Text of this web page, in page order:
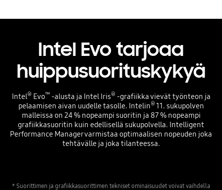
Intel Evo tarjoaa
huippusuorituskykyä
Intel® Evo™ -alusta ja Intel Iris® -grafiikka vievät työnteon ja
pelaamisen aivan uudelle tasolle. Intelin® 11. sukupolven
malleissa on 24 % nopeampi suoritin ja 87 % nopeampi
grafiikkasuoritin kuin edellisellä sukupolvella. Intelligent
Performance Manager varmistaa optimaalisen nopeuden joka
tehtävälle ja joka tilanteessa.
* Suorittimen ja grafiikkasuorittimen tekniset ominaisuudet voivat vaihdella